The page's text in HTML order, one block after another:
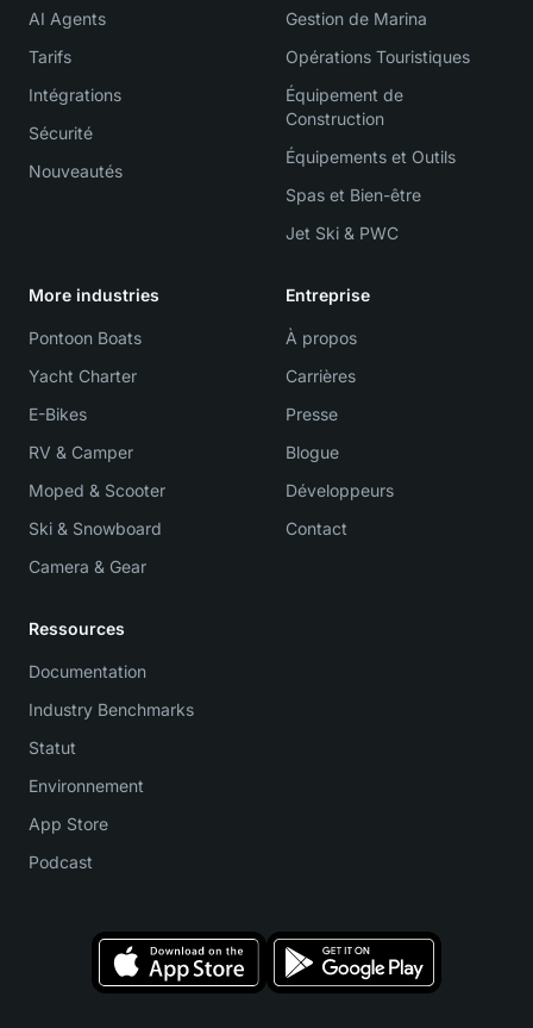
AI Agents
Tarifs
Intégrations
Sécurité
Nouveautés
Gestion de Marina
Opérations Touristiques
Équipement de
Construction
Équipements et Outils
Spas et Bien-être
Jet Ski & PWC
More industries
Pontoon Boats
Yacht Charter
E-Bikes
RV & Camper
Moped & Scooter
Ski & Snowboard
Camera & Gear
Entreprise
À propos
Carrières
Presse
Blogue
Développeurs
Contact
Ressources
Documentation
Industry Benchmarks
Statut
Environnement
App Store
Podcast